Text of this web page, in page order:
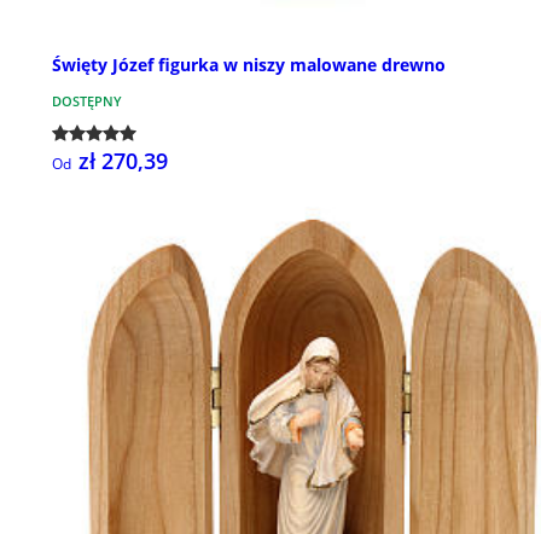
Święty Józef figurka w niszy malowane drewno
DOSTĘPNY
Od zł 270,39